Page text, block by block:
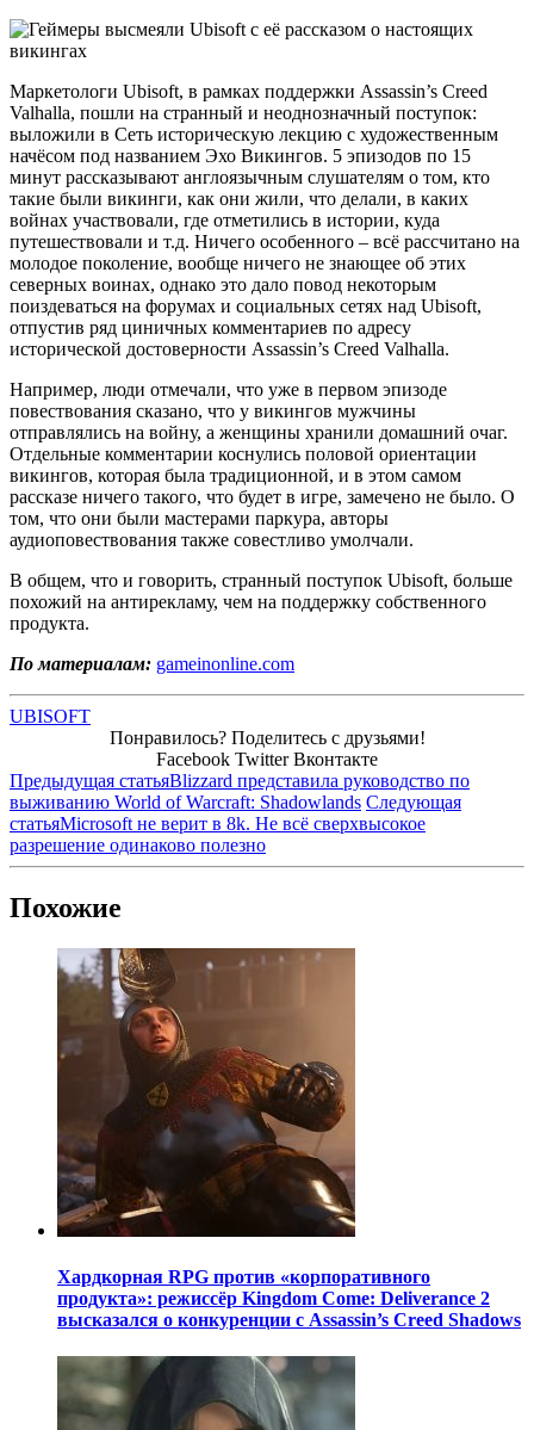
Маркетологи Ubisoft, в рамках поддержки Assassin’s Creed
Valhalla, пошли на странный и неоднозначный поступок:
выложили в Сеть историческую лекцию с художественным
начёсом под названием Эхо Викингов. 5 эпизодов по 15
минут рассказывают англоязычным слушателям о том, кто
такие были викинги, как они жили, что делали, в каких
войнах участвовали, где отметились в истории, куда
путешествовали и т.д. Ничего особенного – всё рассчитано на
молодое поколение, вообще ничего не знающее об этих
северных воинах, однако это дало повод некоторым
поиздеваться на форумах и социальных сетях над Ubisoft,
отпустив ряд циничных комментариев по адресу
исторической достоверности Assassin’s Creed Valhalla.
Например, люди отмечали, что уже в первом эпизоде
повествования сказано, что у викингов мужчины
отправлялись на войну, а женщины хранили домашний очаг.
Отдельные комментарии коснулись половой ориентации
викингов, которая была традиционной, и в этом самом
рассказе ничего такого, что будет в игре, замечено не было. О
том, что они были мастерами паркура, авторы
аудиоповествования также совестливо умолчали.
В общем, что и говорить, странный поступок Ubisoft, больше
похожий на антирекламу, чем на поддержку собственного
продукта.
По материалам: gameinonline.com
UBISOFT
Понравилось? Поделитесь с друзьями!
Facebook Twitter Вконтакте
Предыдущая статьяBlizzard представила руководство по
выживанию World of Warcraft: Shadowlands Следующая
статьяMicrosoft не верит в 8k. Не всё сверхвысокое
разрешение одинаково полезно
Похожие
Хардкорная RPG против «корпоративного
продукта»: режиссёр Kingdom Come: Deliverance 2
высказался о конкуренции с Assassin’s Creed Shadows